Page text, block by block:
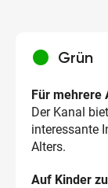
circle Grün
Für mehrere
Der Kanal
interessante
Alters.
Auf Kinder